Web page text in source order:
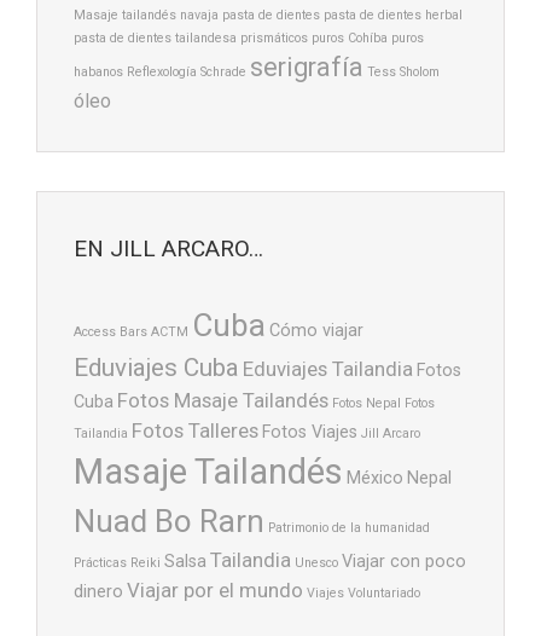
Masaje tailandés navaja pasta de dientes pasta de dientes herbal
pasta de dientes tailandesa prismáticos puros Cohíba puros
habanos Reflexología Schrade serigrafía Tess Sholom
óleo
EN JILL ARCARO…
Access Bars ACTM Cuba Cómo viajar
Eduviajes Cuba Eduviajes Tailandia Fotos
Cuba Fotos Masaje Tailandés Fotos Nepal Fotos
Tailandia Fotos Talleres Fotos Viajes Jill Arcaro
Masaje Tailandés México Nepal
Nuad Bo Rarn Patrimonio de la humanidad
Prácticas Reiki Salsa Tailandia Unesco Viajar con poco
dinero Viajar por el mundo Viajes Voluntariado